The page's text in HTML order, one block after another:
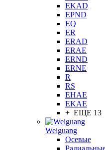
EKAD
EPND
EQ
ER
ERAD
ERAE
ERND
ERNE
R
RS
EHAE
EKAE
+ ЕЩЕ 13
Weiguang
Осевые